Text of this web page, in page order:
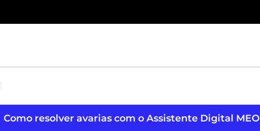
Como resolver avarias com o Assistente Digital MEO